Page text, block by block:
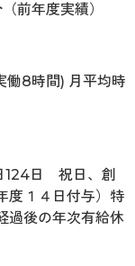
前年度実績）
8時間) 月平均時
124日 祝日、創
度１４日付与）特
過後の年次有給休